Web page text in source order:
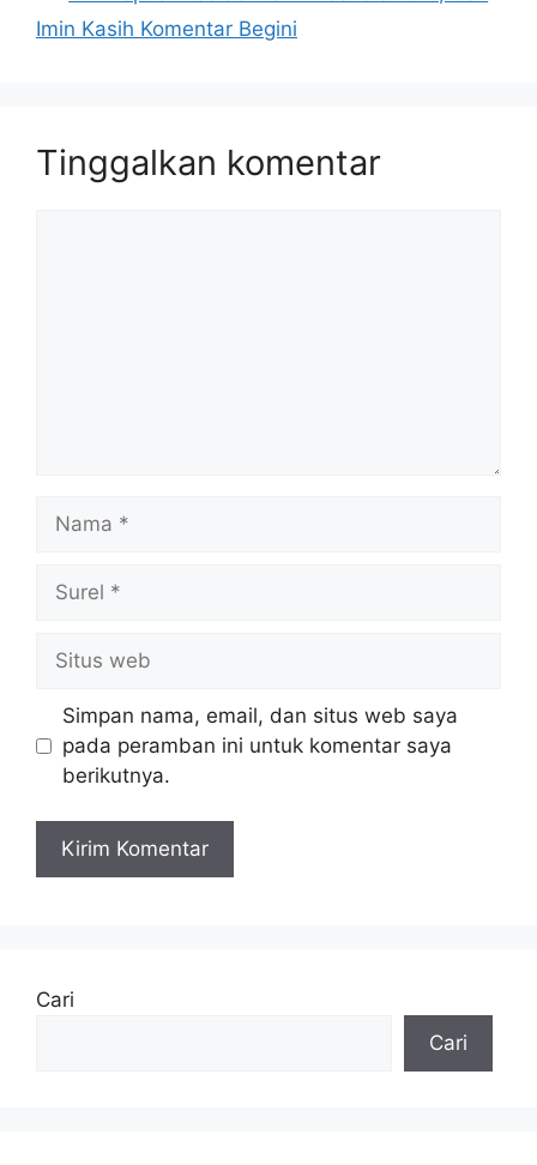
Imin Kasih Komentar Begini
Tinggalkan komentar
web
Simpan nama, email, dan situs web saya
pada peramban ini untuk komentar saya
berikutnya.
Cari
Cari